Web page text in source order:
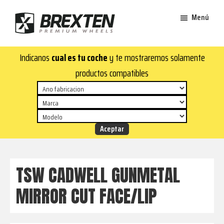
contenido
principal
de
página
Brexten
aluminio
premium
¡En
Brexten.com
encontrarás
aluminio
top!
y
estilo
para
Menú
Indicanos cual es tu cochey te mostraremos solamente
productos compatibles
TSW CADWELL GUNMETAL
MIRROR CUT FACE/LIP